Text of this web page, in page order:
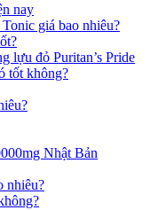
nay
giá bao nhiêu?
lựu đỏ Puritan’s Pride
tốt không?
Nhật Bản
nhiêu?